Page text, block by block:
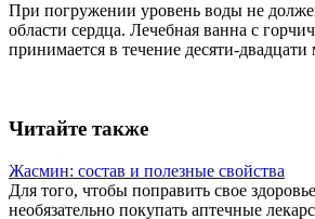
При погружении уровень воды не
области сердца. Лечебная ванна с
принимается в течение десяти-двадцати
Читайте также
Жасмин: состав и полезные свойства
Для того, чтобы поправить свое
необязательно покупать аптечные